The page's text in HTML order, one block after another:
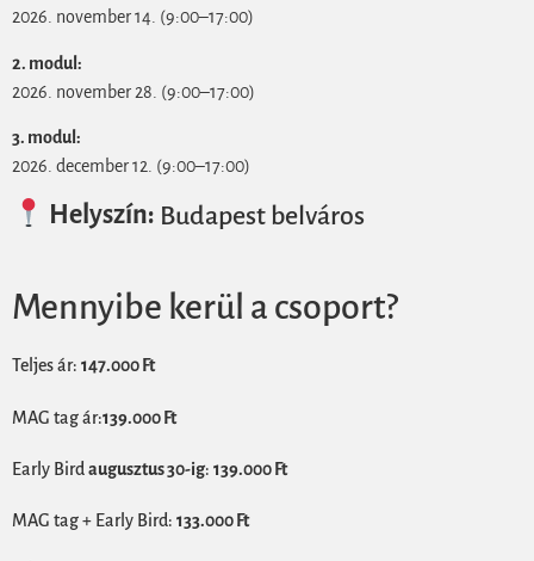
2026. november 14. (9:00–17:00)
2. modul:
2026. november 28. (9:00–17:00)
3. modul:
2026. december 12. (9:00–17:00)
Helyszín: Budapest belváros
Mennyibe kerül a csoport?
Teljes ár: 147.000 Ft
MAG tag ár:139.000 Ft
Early Birdaugusztus 30-ig: 139.000 Ft
MAG tag + Early Bird: 133.000 Ft